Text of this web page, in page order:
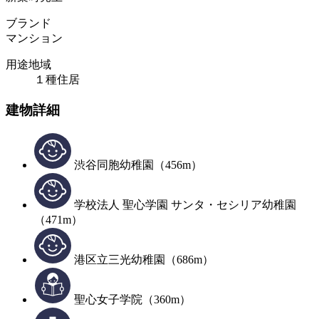
ブランド
マンション
用途地域
１種住居
建物詳細
渋谷同胞幼稚園（456m）
学校法人 聖心学園 サンタ・セシリア幼稚園
（471m）
港区立三光幼稚園（686m）
聖心女子学院（360m）